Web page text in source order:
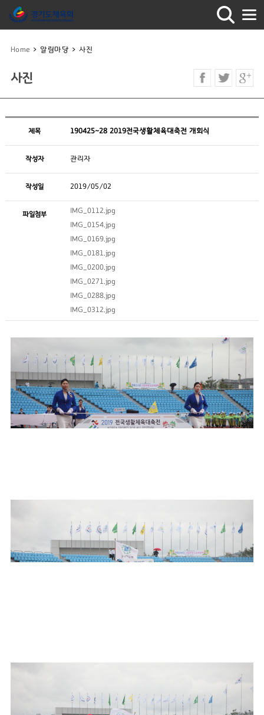
Home > 알림마당 > 사진
사진
제목 190425~28 2019전국생활체육대축전 개회식
작성자 관리자
작성일 2019/05/02
파일첨부
IMG_0112.jpg
IMG_0154.jpg
IMG_0169.jpg
IMG_0181.jpg
IMG_0200.jpg
IMG_0271.jpg
IMG_0288.jpg
IMG_0312.jpg